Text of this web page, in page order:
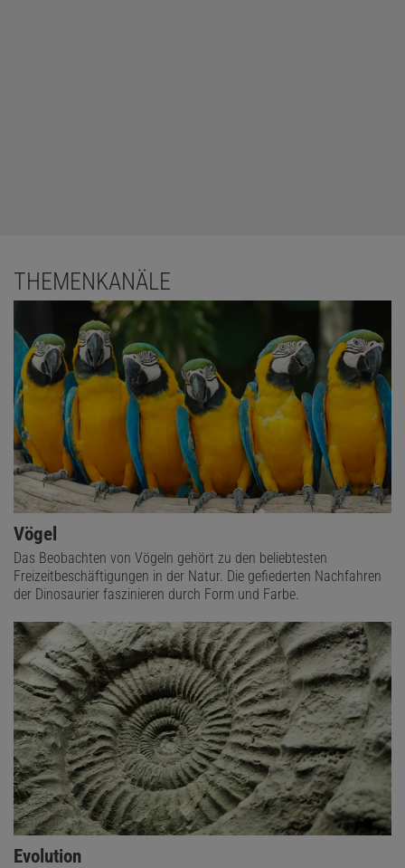
THEMENKANÄLE
Vögel
Das Beobachten von Vögeln gehört zu den beliebtesten
Freizeitbeschäftigungen in der Natur. Die gefiederten Nachfahren
der Dinosaurier faszinieren durch Form und Farbe.
Evolution